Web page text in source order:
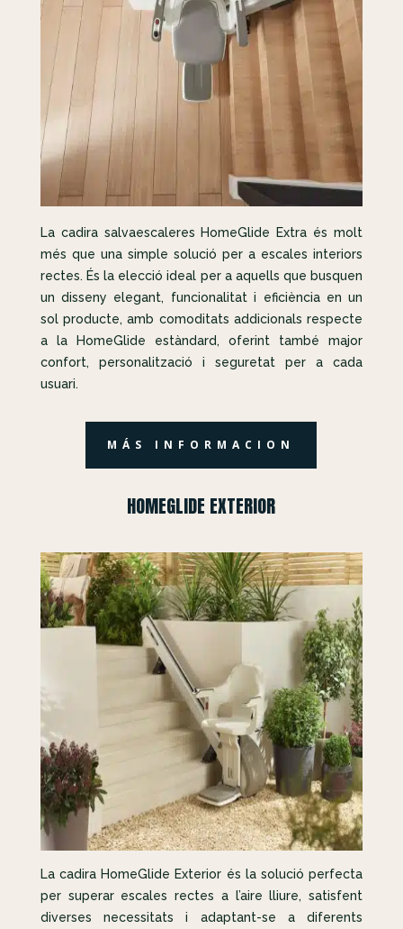
La cadira salvaescaleres HomeGlide Extra és molt
més que una simple solució per a escales interiors
rectes. És la elecció ideal per a aquells que busquen
un disseny elegant, funcionalitat i eficiència en un
sol producte, amb comoditats addicionals respecte
a la HomeGlide estàndard, oferint també major
confort, personalització i seguretat per a cada
usuari.
MÁS INFORMACION
HOMEGLIDE EXTERIOR
La cadira HomeGlide Exterior és la solució perfecta
per superar escales rectes a l’aire lliure, satisfent
diverses necessitats i adaptant-se a diferents